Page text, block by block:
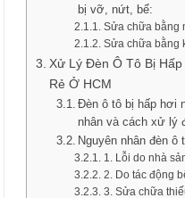
bị vỡ, nứt, bể:
Sửa chữa bằng
Sửa chữa bằng
Xử Lý Đèn Ô Tô Bị
Rẻ Ở HCM
Đèn ô tô bị hấp hơi
nhân và cách xử lý
Nguyên nhân đèn
1. Lỗi do nhà
2. Do tác động
3. Sửa chữa